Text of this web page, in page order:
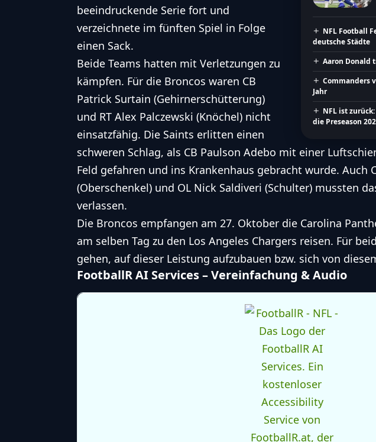
NFL Football
deutsche Städte
Aaron Donald
Commanders
Jahr
NFL ist
die Preseason
beeindruckende Serie fort und
verzeichnete im fünften Spiel in Folge
einen Sack.
Beide Teams hatten mit Verletzungen zu
kämpfen. Für die Broncos waren CB
Patrick Surtain (Gehirnerschütterung)
und RT Alex Palczewski (Knöchel) nicht
einsatzfähig. Die Saints erlitten einen
schweren Schlag, als CB Paulson Adebo mit einer
Feld gefahren und ins Krankenhaus gebracht wurde. Auch
(Oberschenkel) und OL Nick Saldiveri (Schulter) mussten
verlassen.
Die Broncos empfangen am 27. Oktober die Carolina
am selben Tag zu den Los Angeles Chargers reisen. Für
gehen, auf dieser Leistung aufzubauen bzw. sich von
FootballR AI Services – Vereinfachung & Audio